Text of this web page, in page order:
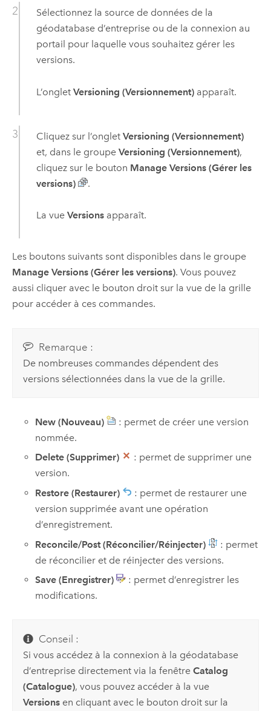
Sélectionnez la source de données de la
géodatabase d’entreprise ou de la connexion au
portail pour laquelle vous souhaitez gérer les
versions.
L’onglet Versioning (Versionnement)apparaît.
Cliquez sur l’onglet Versioning (Versionnement)
et, dans le groupe Versioning (Versionnement),
cliquez sur le bouton Manage Versions (Gérer les
versions)
.
La vue Versionsapparaît.
Les boutons suivants sont disponibles dans le groupe
Manage Versions (Gérer les versions). Vous pouvez
aussi cliquer avec le bouton droit sur la vue de la grille
pour accéder à ces commandes.
Remarque :
De nombreuses commandes dépendent des
versions sélectionnées dans la vue de la grille.
New (Nouveau)
: permet de créer une version
nommée.
Delete (Supprimer)
: permet de supprimer une
version.
Restore (Restaurer)
: permet de restaurer une
version supprimée avant une opération
d’enregistrement.
Reconcile/Post (Réconcilier/Réinjecter)
: permet
de réconcilier et de réinjecter des versions.
Save (Enregistrer)
: permet d’enregistrer les
modifications.
Conseil :
Si vous accédez à la connexion à la géodatabase
d’entreprise directement via la fenêtreCatalog
(Catalogue), vous pouvez accéder à la vue
Versions en cliquant avec le bouton droit sur la